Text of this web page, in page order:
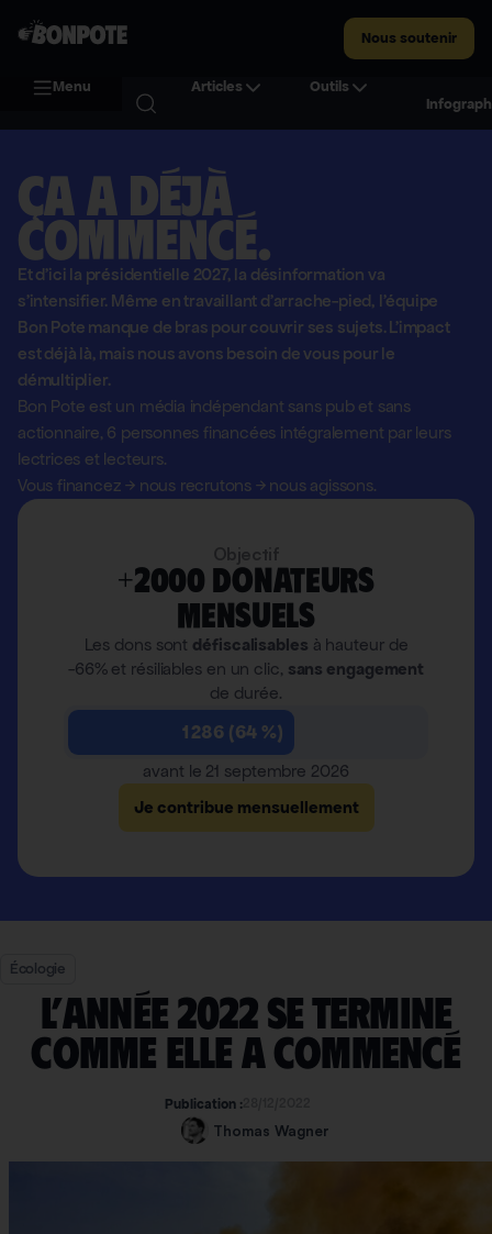
Nous soutenir
Menu Articles
Outils
Ça a déjà
commencé.
Et d'ici la présidentielle 2027, la désinformation va
s'intensifier. Même en travaillant d'arrache-pied, l'équipe
Bon Pote manque de bras pour couvrir ses sujets. L'impact
est déjà là, mais nous avons besoin de vous pour le
démultiplier.
Bon Pote est un média indépendant sans pub et sans
actionnaire, 6 personnes financées intégralement par leurs
lectrices et lecteurs.
Vous financez→ nous recrutons →nous agissons.
+2000 donateurs
mensuels
Les dons sont défiscalisables à hauteur de
-66% et résiliables en un clic, sans engagement
de durée.
1 286 (64 %)
avant le 21 septembre 2026
Je contribue mensuellement
Écologie
L’année 2022 se termine
comme elle a commencé
Publication :28/12/2022
Thomas Wagner